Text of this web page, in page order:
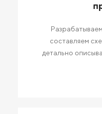
составляем
детально